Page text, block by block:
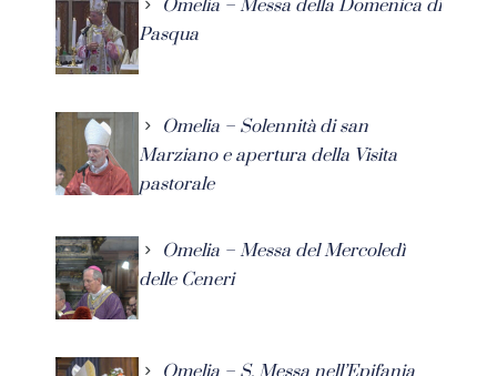
Omelia – Messa della Domenica di
Pasqua
Omelia – Solennità di san
Marziano e apertura della Visita
pastorale
Omelia – Messa del Mercoledì
delle Ceneri
Omelia – S. Messa nell’Epifania